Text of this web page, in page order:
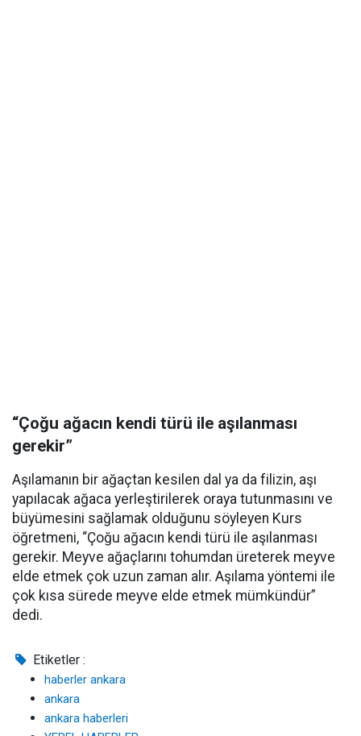
“Çoğu ağacın kendi türü ile aşılanması
gerekir”
Aşılamanın bir ağaçtan kesilen dal ya da filizin, aşı
yapılacak ağaca yerleştirilerek oraya tutunmasını ve
büyümesini sağlamak olduğunu söyleyen Kurs
öğretmeni, “Çoğu ağacın kendi türü ile aşılanması
gerekir. Meyve ağaçlarını tohumdan üreterek meyve
elde etmek çok uzun zaman alır. Aşılama yöntemi ile
çok kısa sürede meyve elde etmek mümkündür”
dedi.
Etiketler :
haberler ankara
ankara
ankara haberleri